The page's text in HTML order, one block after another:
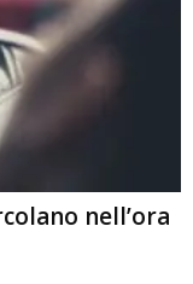
nell’ora